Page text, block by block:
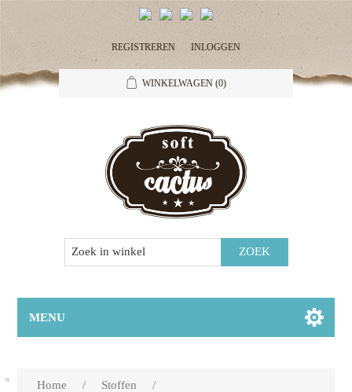
REGISTREREN INLOGGEN
WINKELWAGEN (0)
MENU
Home / Stoffen
/